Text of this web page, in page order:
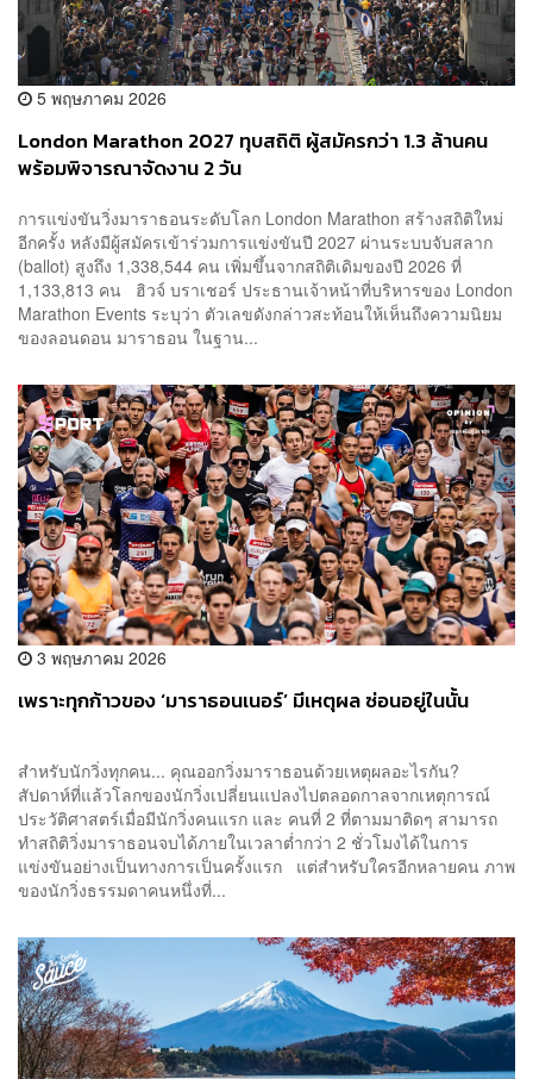
5 พฤษภาคม 2026
London Marathon 2027 ทุบสถิติ ผู้สมัครกว่า 1.3 ล้านคน
พร้อมพิจารณาจัดงาน 2 วัน
การแข่งขันวิ่งมาราธอนระดับโลก London Marathon สร้างสถิติใหม่
อีกครั้ง หลังมีผู้สมัครเข้าร่วมการแข่งขันปี 2027 ผ่านระบบจับสลาก
(ballot) สูงถึง 1,338,544 คน เพิ่มขึ้นจากสถิติเดิมของปี 2026 ที่
1,133,813 คน ฮิวจ์ บราเชอร์ ประธานเจ้าหน้าที่บริหารของ London
Marathon Events ระบุว่า ตัวเลขดังกล่าวสะท้อนให้เห็นถึงความนิยม
ของลอนดอน มาราธอน ในฐาน...
3 พฤษภาคม 2026
เพราะทุกก้าวของ ‘มาราธอนเนอร์’ มีเหตุผล ซ่อนอยู่ในนั้น
สำหรับนักวิ่งทุกคน... คุณออกวิ่งมาราธอนด้วยเหตุผลอะไรกัน?
สัปดาห์ที่แล้วโลกของนักวิ่งเปลี่ยนแปลงไปตลอดกาลจากเหตุการณ์
ประวัติศาสตร์เมื่อมีนักวิ่งคนแรก และ คนที่ 2 ที่ตามมาติดๆ สามารถ
ทำสถิติวิ่งมาราธอนจบได้ภายในเวลาต่ำกว่า 2 ชั่วโมงได้ในการ
แข่งขันอย่างเป็นทางการเป็นครั้งแรก แต่สำหรับใครอีกหลายคน ภาพ
ของนักวิ่งธรรมดาคนหนึ่งที่...